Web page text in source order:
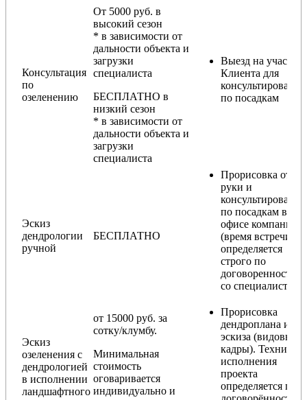
Консультация
по
озеленению
От 5000 руб. в
высокий сезон
* в зависимости от
дальности объекта и
загрузки
специалиста
БЕСПЛАТНО в
низкий сезон
* в зависимости от
дальности объекта и
загрузки
специалиста
Выезд на участок
Клиента для
консультирования
по посадкам
Эскиз
дендрологии
ручной
БЕСПЛАТНО
Прорисовка от
руки и
консультирование
по посадкам в
офисе компании
(время встречи
определяется
строго по
договоренности
со специалистом)
Эскиз
озеленения с
дендрологией
в исполнении
ландшафтного
от 15000 руб. за
сотку/клумбу.
Минимальная
стоимость
оговаривается
индивидуально и
Прорисовка
дендроплана и
эскиза (видовые
кадры). Техника
исполнения
проекта
определяется по